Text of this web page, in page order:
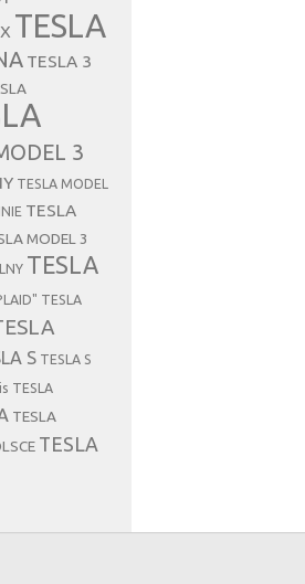
TESLA
TESLA 3
3
TESLA MODEL
TESLA
MODEL 3
TESLA
TESLA
S TESLA S
TESLA
TESLA
TESLA